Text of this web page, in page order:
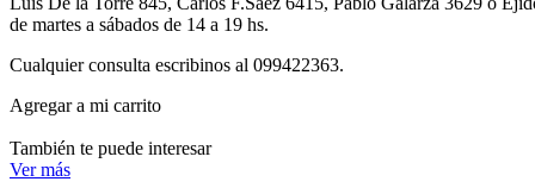
de martes a sábados de 14 a 19 hs.
Cualquier consulta escribinos al 099422363.
Agregar a mi carrito
También te puede interesar
Ver más